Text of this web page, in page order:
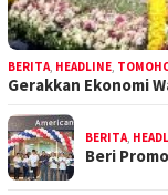
BERITA HEADLINE
Gerakkan Ekonomi
BERITA
Beri